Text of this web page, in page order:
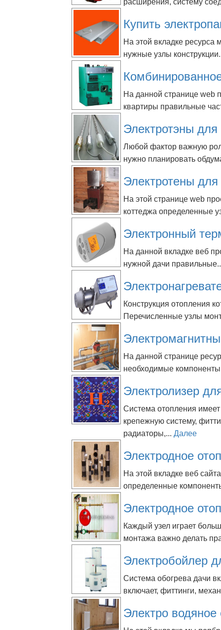
расширения, систему
Купить
На этой вкладке
нужные узлы
На данной странице web
квартиры правильные
Электротэны для
Любой фактор важную
нужно планировать
Электротены
На этой странице web
коттеджа определенные
Электронный
На данной вкладке веб
нужной дачи
Конструкция отопления
Перечисленные узлы
На данной странице
необходимые
Электролизер
Система отопления
крепежную систему,
радиаторы,... Далее
Электродное
На этой вкладке веб
определенные
Электродное
Каждый узел играет
монтажа важно делать
Электробойлер
Система обогрева дачи
включает, фиттинги,
Электро водяное